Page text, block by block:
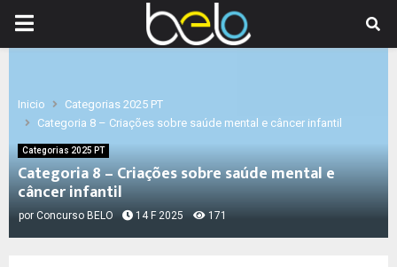
PRIMARY
Inicio
Categorias 2025 PT
Categoria 8 – Criações sobre saúde mental e câncer infantil
Categorias 2025 PT
Categoria 8 – Criações sobre saúde mental e
câncer infantil
por Concurso BELO 14 F 2025 171